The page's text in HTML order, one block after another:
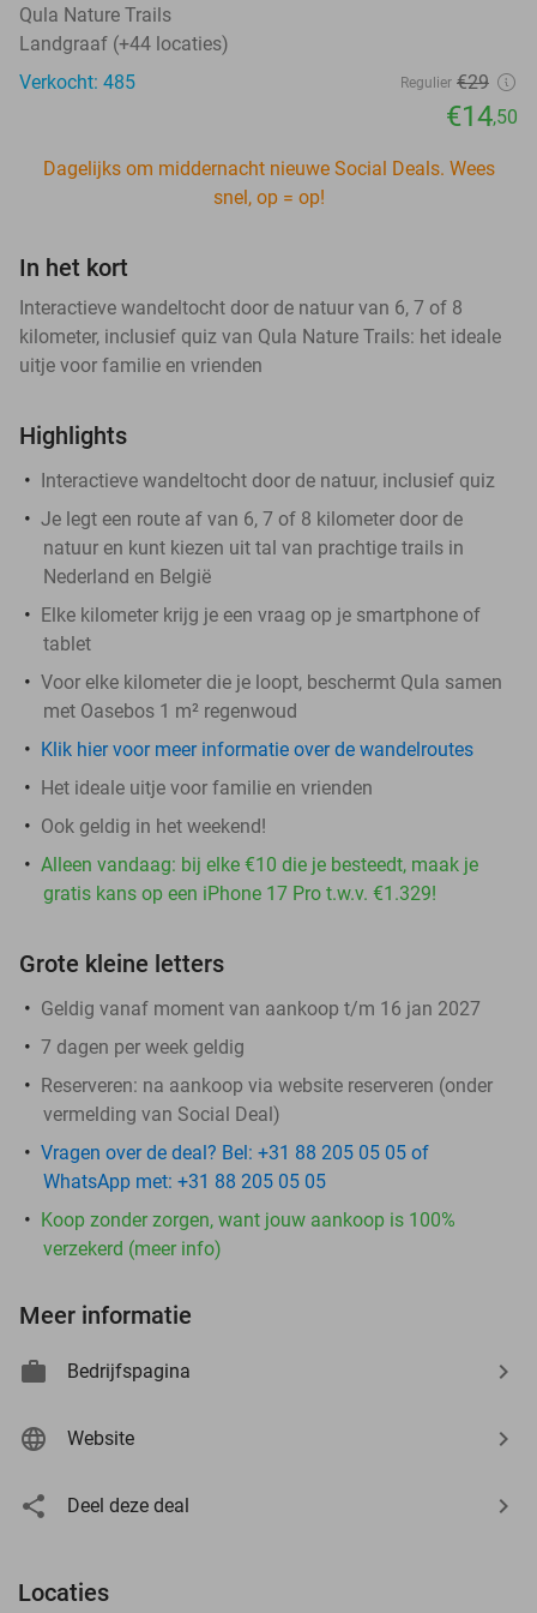
Qula Nature Trails
Landgraaf (+44 locaties)
Verkocht: 485
Regulier €29
€14,50
Dagelijks om middernacht nieuwe Social Deals. Wees
snel, op = op!
In het kort
Interactieve wandeltocht door de natuur van 6, 7 of 8
kilometer, inclusief quiz van Qula Nature Trails: het ideale
uitje voor familie en vrienden
Highlights
Interactieve wandeltocht door de natuur, inclusief quiz
Je legt een route af van 6, 7 of 8 kilometer door de
natuur en kunt kiezen uit tal van prachtige trails in
Nederland en België
Elke kilometer krijg je een vraag op je smartphone of
tablet
Voor elke kilometer die je loopt, beschermt Qula samen
met Oasebos 1 m² regenwoud
Klik hier voor meer informatie over de wandelroutes
Het ideale uitje voor familie en vrienden
Ook geldig in het weekend!
Alleen vandaag: bij elke €10 die je besteedt, maak je
gratis kans op een iPhone 17 Pro t.w.v. €1.329!
Grote kleine letters
Geldig vanaf moment van aankoop t/m 16 jan 2027
7 dagen per week geldig
Reserveren: na aankoop via website reserveren (onder
vermelding van Social Deal)
Vragen over de deal? Bel: +31 88 205 05 05 of
WhatsApp met: +31 88 205 05 05
Koop zonder zorgen, want jouw aankoop is 100%
verzekerd (meer info)
Meer informatie
Bedrijfspagina
Website
Deel deze deal
Locaties